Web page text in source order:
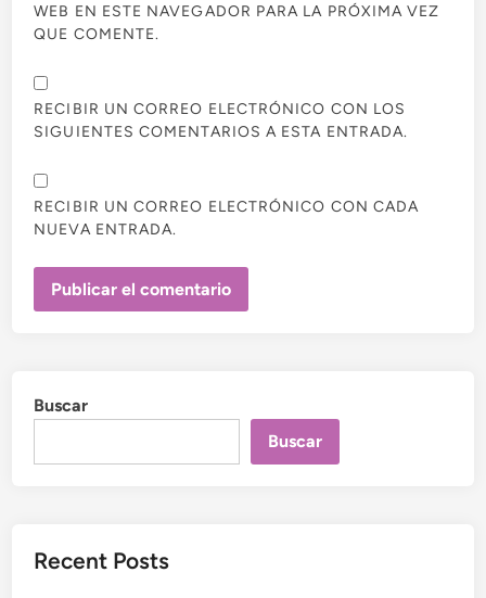
WEB EN ESTE NAVEGADOR PARA LA PRÓXIMA VEZ
QUE COMENTE.
RECIBIR UN CORREO ELECTRÓNICO CON LOS
SIGUIENTES COMENTARIOS A ESTA ENTRADA.
RECIBIR UN CORREO ELECTRÓNICO CON CADA
NUEVA ENTRADA.
Buscar
Buscar
Recent Posts